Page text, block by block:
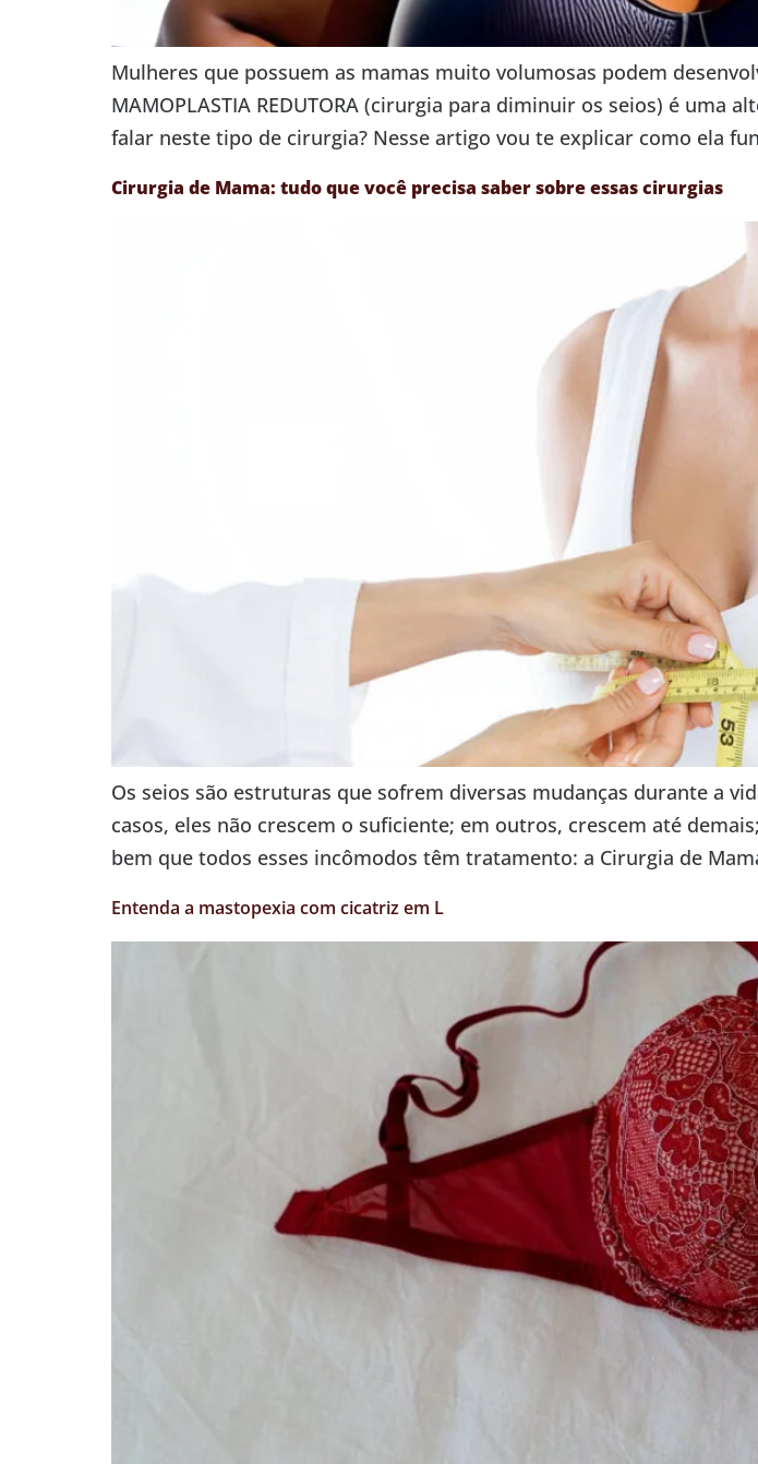
Mulheres que possuem as mamas muito volumosas podem
MAMOPLASTIA REDUTORA (cirurgia para diminuir os seios) é uma
falar neste tipo de cirurgia? Nesse artigo vou te explicar como ela
Cirurgia de Mama: tudo que você precisa saber sobre essas cirurgias
Os seios são estruturas que sofrem diversas mudanças durante a
casos, eles não crescem o suficiente; em outros, crescem até
bem que todos esses incômodos têm tratamento: a Cirurgia de
Entenda a mastopexia com cicatriz em L